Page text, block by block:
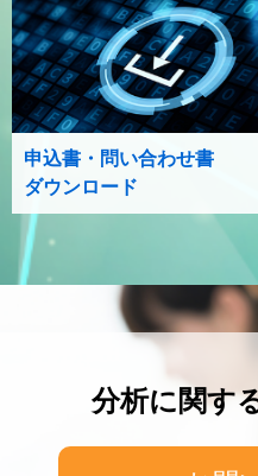
申込書・問い合わせ書
ダウンロード
分析に関す